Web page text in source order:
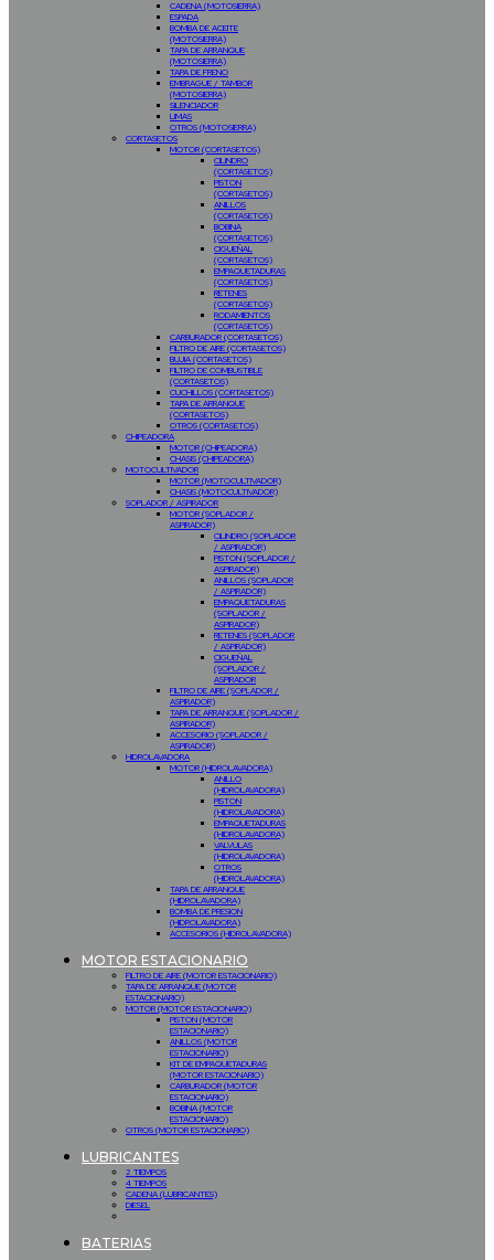
CADENA (MOTOSIERRA)
ESPADA
BOMBA DE ACEITE
(MOTOSIERRA)
TAPA DE ARRANQUE
(MOTOSIERRA)
TAPA DE FRENO
EMBRAGUE / TAMBOR
(MOTOSIERRA)
SILENCIADOR
LIMAS
OTROS (MOTOSIERRA)
CORTASETOS
MOTOR (CORTASETOS)
CILINDRO
(CORTASETOS)
PISTON
(CORTASETOS)
ANILLOS
(CORTASETOS)
BOBINA
(CORTASETOS)
CIGUEÑAL
(CORTASETOS)
EMPAQUETADURAS
(CORTASETOS)
RETENES
(CORTASETOS)
RODAMIENTOS
(CORTASETOS)
CARBURADOR (CORTASETOS)
FILTRO DE AIRE (CORTASETOS)
BUJIA (CORTASETOS)
FILTRO DE COMBUSTIBLE
(CORTASETOS)
CUCHILLOS (CORTASETOS)
TAPA DE ARRANQUE
(CORTASETOS)
OTROS (CORTASETOS)
CHIPEADORA
MOTOR (CHIPEADORA)
CHASIS (CHIPEADORA)
MOTOCULTIVADOR
MOTOR (MOTOCULTIVADOR)
CHASIS (MOTOCULTIVADOR)
SOPLADOR / ASPIRADOR
MOTOR (SOPLADOR /
ASPIRADOR)
CILINDRO (SOPLADOR
/ ASPIRADOR)
PISTON (SOPLADOR /
ASPIRADOR)
ANILLOS (SOPLADOR
/ ASPIRADOR)
EMPAQUETADURAS
(SOPLADOR /
ASPIRADOR)
RETENES (SOPLADOR
/ ASPIRADOR)
CIGUEÑAL
(SOPLADOR /
ASPIRADOR
FILTRO DE AIRE (SOPLADOR /
ASPIRADOR)
TAPA DE ARRANQUE (SOPLADOR /
ASPIRADOR)
ACCESORIO (SOPLADOR /
ASPIRADOR)
HIDROLAVADORA
MOTOR (HIDROLAVADORA)
ANILLO
(HIDROLAVADORA)
PISTON
(HIDROLAVADORA)
EMPAQUETADURAS
(HIDROLAVADORA)
VALVULAS
(HIDROLAVADORA)
OTROS
(HIDROLAVADORA)
TAPA DE ARRANQUE
(HIDROLAVADORA)
BOMBA DE PRESION
(HIDROLAVADORA)
ACCESORIOS (HIDROLAVADORA)
MOTOR ESTACIONARIO
FILTRO DE AIRE (MOTOR ESTACIONARIO)
TAPA DE ARRANQUE (MOTOR
ESTACIONARIO)
MOTOR (MOTOR ESTACIONARIO)
PISTON (MOTOR
ESTACIONARIO)
ANILLOS (MOTOR
ESTACIONARIO)
KIT DE EMPAQUETADURAS
(MOTOR ESTACIONARIO)
CARBURADOR (MOTOR
ESTACIONARIO)
BOBINA (MOTOR
ESTACIONARIO)
OTROS (MOTOR ESTACIONARIO)
LUBRICANTES
2 TIEMPOS
4 TIEMPOS
CADENA (LUBRICANTES)
DIESEL
BATERIAS